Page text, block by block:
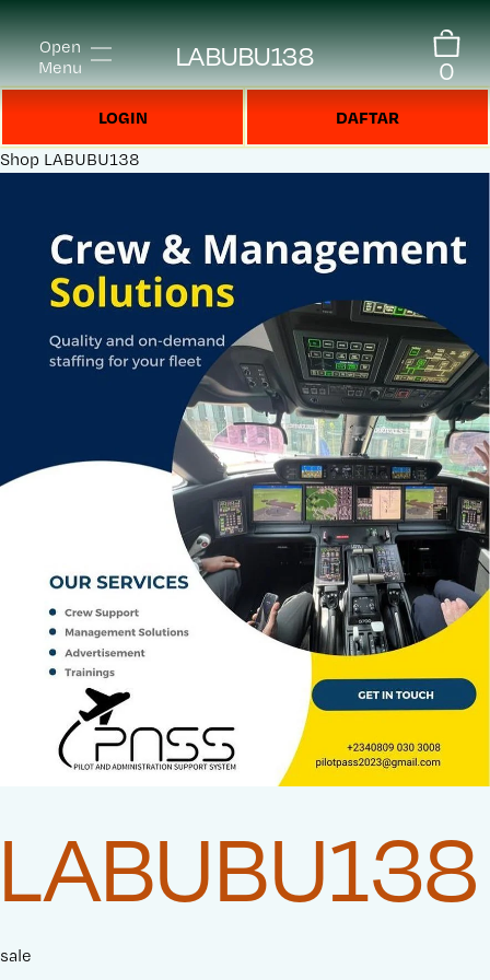
Open
Menu
LABUBU138 0
LOGIN DAFTAR
Shop LABUBU138
LABUBU138
sale